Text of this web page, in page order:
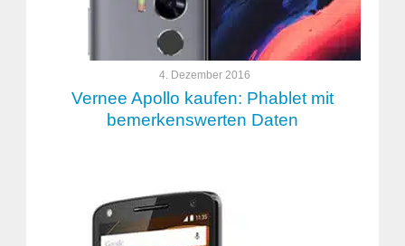
4. Dezember 2016
Vernee Apollo kaufen: Phablet mit
bemerkenswerten Daten